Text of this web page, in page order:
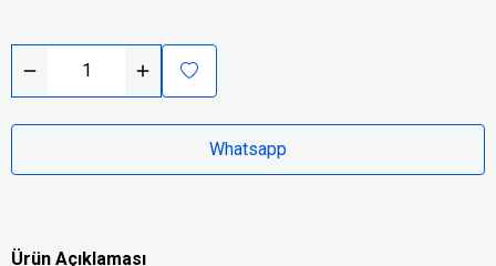
Whatsapp
Ürün Açıklaması